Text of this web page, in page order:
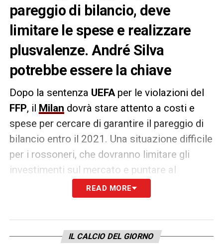
pareggio di bilancio, deve
limitare le spese e realizzare
plusvalenze. André Silva
potrebbe essere la chiave
Dopo la sentenza UEFAper le violazioni del
FFP, il Milan dovrà stare attento a costi e
spese per cercare di garantire il pareggio di
bilancio entro il 2021. Una situazione difficile
per i rossoneri, che dovranno limitare gli
investimenti sul mercato e puntare al
massimo sul fattore plusvalenze.
particolarmente bene in Spagna, presso
READ MORE
IL CALCIO DEL GIORNO